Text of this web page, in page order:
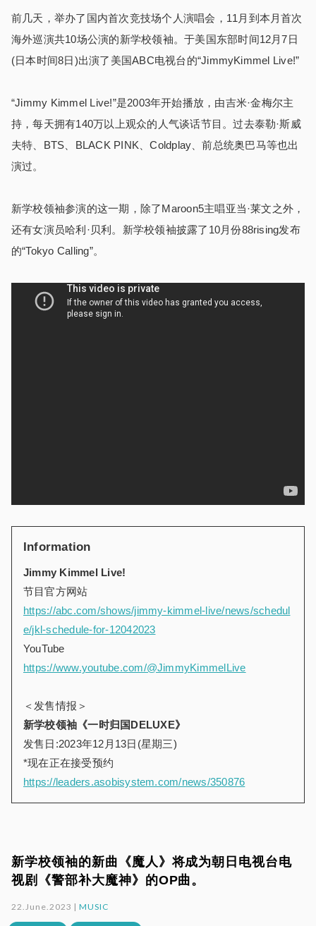
前几天，举办了国内首次竞技场个人演唱会，11月到本月首次
海外巡演共10场公演的新学校领袖。于美国东部时间12月7日
(日本时间8日)出演了美国ABC电视台的“JimmyKimmel Live!”
“Jimmy Kimmel Live!”是2003年开始播放，由吉米·金梅尔主
持，每天拥有140万以上观众的人气谈话节目。过去泰勒·斯威
夫特、BTS、BLACK PINK、Coldplay、前总统奥巴马等也出
演过。
新学校领袖参演的这一期，除了Maroon5主唱亚当·莱文之外，
还有女演员哈利·贝利。新学校领袖披露了10月份88rising发布
的“Tokyo Calling”。
Information
Jimmy Kimmel Live!
节目官方网站
https://abc.com/shows/jimmy-kimmel-live/news/schedul
e/jkl-schedule-for-12042023
YouTube
https://www.youtube.com/@JimmyKimmelLive
＜发售情报＞
新学校领袖《一时归国DELUXE》
发售日:2023年12月13日(星期三)
*现在正在接受预约
https://leaders.asobisystem.com/news/350876
新学校领袖的新曲《魔人》将成为朝日电视台电
视剧《警部补大魔神》的OP曲。
22.June.2023 |MUSIC